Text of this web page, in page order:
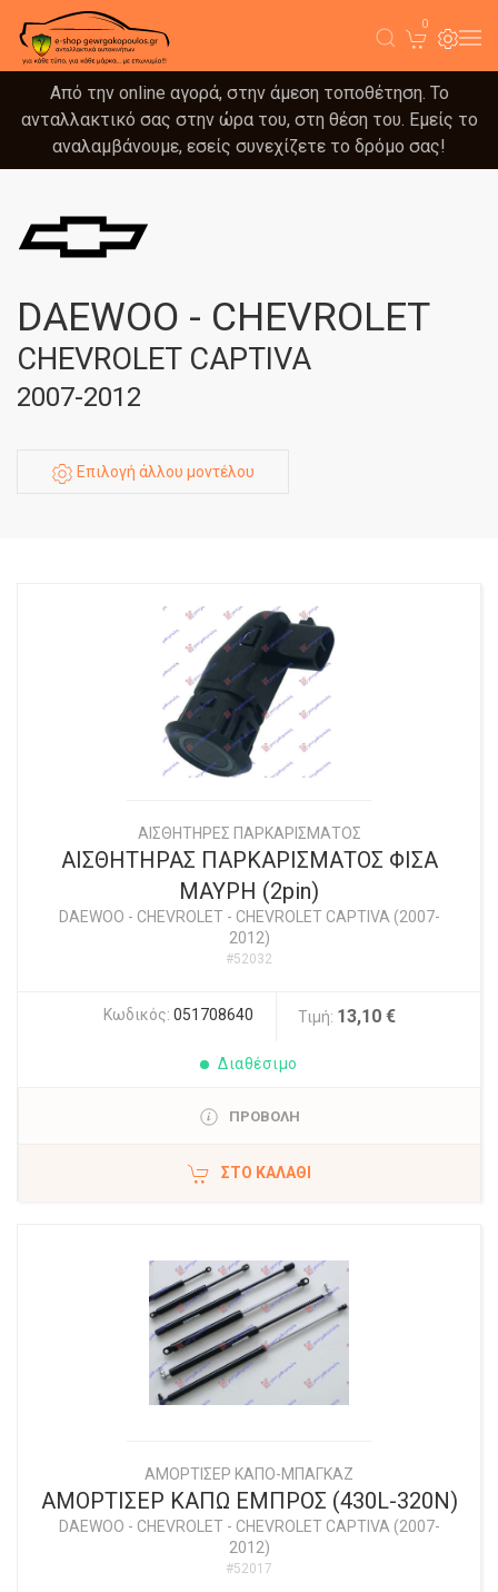
0
Από την online αγορά, στην άμεση τοποθέτηση. Το
ανταλλακτικό σας στην ώρα του, στη θέση του. Εμείς το
αναλαμβάνουμε, εσείς συνεχίζετε το δρόμο σας!
DAEWOO - CHEVROLET
CHEVROLET CAPTIVA
2007-2012
Επιλογή άλλου μοντέλου
ΑΙΣΘΗΤΗΡΕΣ ΠΑΡΚΑΡΙΣΜΑΤΟΣ
ΑΙΣΘΗΤΗΡΑΣ ΠΑΡΚΑΡΙΣΜΑΤΟΣ ΦΙΣΑ
ΜΑΥΡΗ (2pin)
DAEWOO - CHEVROLET- CHEVROLET CAPTIVA (2007-
2012)
#52032
Κωδικός: 051708640 Τιμή: 13,10 €
Διαθέσιμο
ΠΡΟΒΟΛΗ
ΣΤΟ ΚΑΛΆΘΙ
ΑΜΟΡΤΙΣΕΡ ΚΑΠΟ-ΜΠΑΓΚΑΖ
ΑΜΟΡΤΙΣΕΡ ΚΑΠΩ ΕΜΠΡΟΣ (430L-320N)
DAEWOO - CHEVROLET- CHEVROLET CAPTIVA (2007-
2012)
#52017